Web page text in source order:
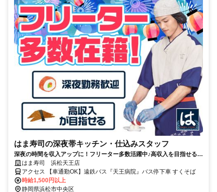
はま寿司の深夜帯キッチン・仕込みスタッフ
深夜の時間を収入アップに！フリーター多数活躍中♪高収入を目指せる環
境です！
はま寿司 浜松天王店
アクセス 【車通勤OK】遠鉄バス『天王病院』バス停下車 すくそば
時給1,500円以上
静岡県浜松市中央区